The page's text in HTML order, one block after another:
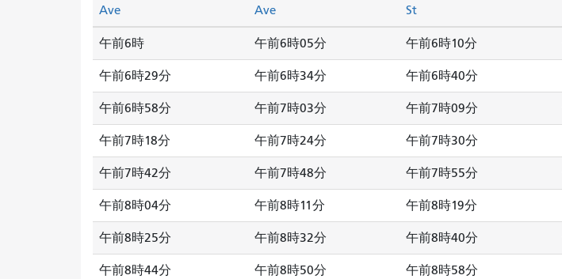
Ave
Ave
St
午前6時 午前6時05分 午前6時10分
午前6時29分 午前6時34分 午前6時40分
午前6時58分 午前7時03分 午前7時09分
午前7時18分 午前7時24分 午前7時30分
午前7時42分 午前7時48分 午前7時55分
午前8時04分 午前8時11分 午前8時19分
午前8時25分 午前8時32分 午前8時40分
午前8時44分 午前8時50分 午前8時58分